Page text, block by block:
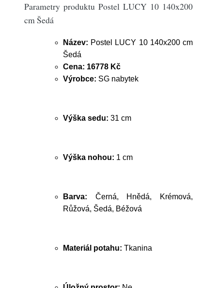
Parametry produktu Postel LUCY 10 140x200
cm Šedá
Název: Postel LUCY 10 140x200 cm
Šedá
Cena: 16778 Kč
Výrobce: SG nabytek
Výška sedu: 31 cm
Výška nohou: 1 cm
Barva: Černá, Hnědá, Krémová,
Růžová, Šedá, Béžová
Materiál potahu: Tkanina